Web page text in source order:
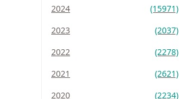
2024
(15971)
2023
(2037)
2022
(2278)
2021
(2621)
2020
(2234)